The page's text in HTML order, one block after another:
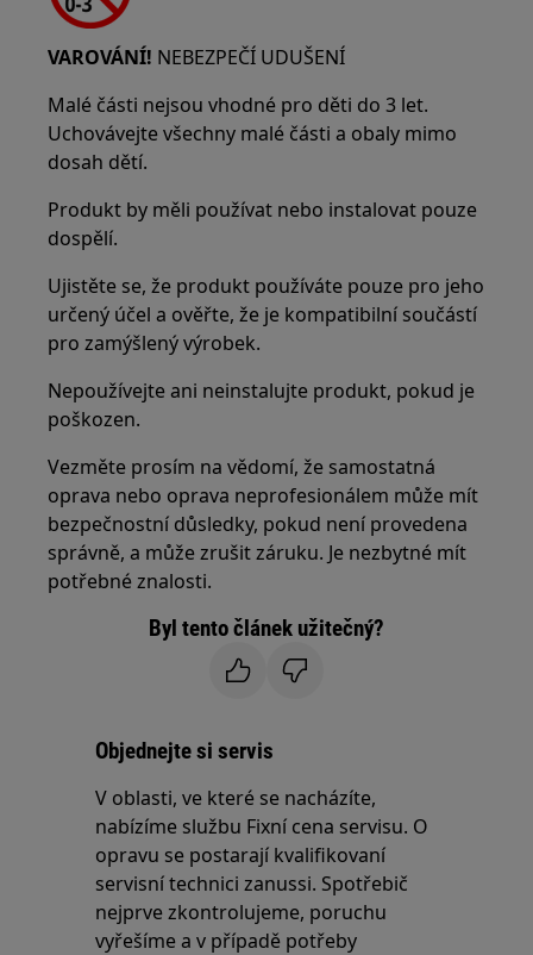
VAROVÁNÍ! NEBEZPEČÍ UDUŠENÍ
Malé části nejsou vhodné pro děti do 3 let.
Uchovávejte všechny malé části a obaly mimo
dosah dětí.
Produkt by měli používat nebo instalovat pouze
dospělí.
Ujistěte se, že produkt používáte pouze pro jeho
určený účel a ověřte, že je kompatibilní součástí
pro zamýšlený výrobek.
Nepoužívejte ani neinstalujte produkt, pokud je
poškozen.
Vezměte prosím na vědomí, že samostatná
oprava nebo oprava neprofesionálem může mít
bezpečnostní důsledky, pokud není provedena
správně, a může zrušit záruku. Je nezbytné mít
potřebné znalosti.
Byl tento článek užitečný?
Objednejte si servis
V oblasti, ve které se nacházíte,
nabízíme službu Fixní cena servisu. O
opravu se postarají kvalifikovaní
servisní technici zanussi. Spotřebič
nejprve zkontrolujeme, poruchu
vyřešíme a v případě potřeby